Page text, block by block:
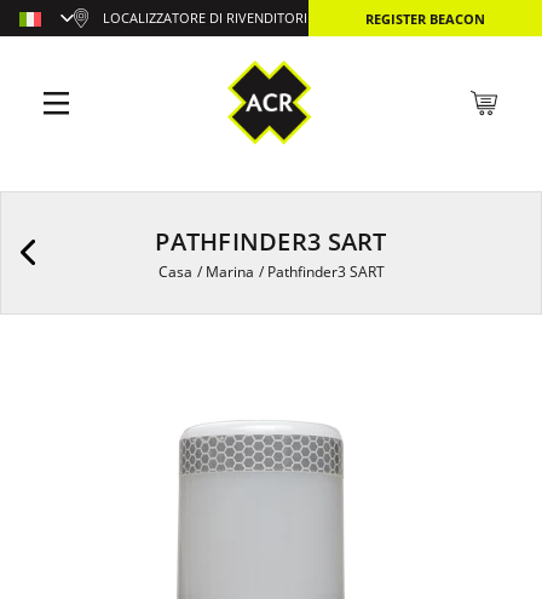
PATHFINDER3 SART
Casa /Marina /Pathfinder3 SART
LOCALIZZATORE DI RIVENDITORI REGISTER BEACON